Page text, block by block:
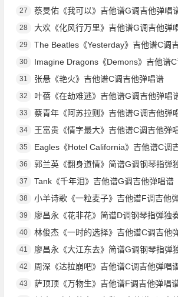
27 蔡旻佑《我可以》吉他谱G调吉他弹唱
28 大欢《化风行万里》吉他谱G调吉他弹
29 The Beatles《Yesterday》吉他谱C调
30 Imagine Dragons《Demons》吉他谱
31 张悬《艳火》吉他谱C调吉他弹唱谱
32 叶蓓《在劫难逃》吉他谱G调吉他弹唱
33 蔡青年《阿苏拉则》吉他谱G调吉他弹
34 王富贵《情字最大》吉他谱C调吉他弹
35 Eagles《Hotel California》吉他谱C调
36 郭兰英《翻身道情》简谱G调钢琴指弹
37 Tank《千年泪》吉他谱G调吉他弹唱谱
38 小羊诗歌《一粒麦子》吉他谱F调吉他
39 廖昌永《花非花》简谱D调钢琴指弹独
40 林俊杰《一时的选择》吉他谱C调吉他
41 廖昌永《大江东去》简谱G调钢琴指弹
42 周深《达拉崩吧》吉他谱C调吉他弹唱
43 萨顶顶《万物生》吉他谱F调吉他弹唱